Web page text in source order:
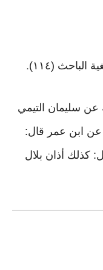
.
عن سليمان التيمي
ابن عمر قال:
قال: كذلك أذان بلال